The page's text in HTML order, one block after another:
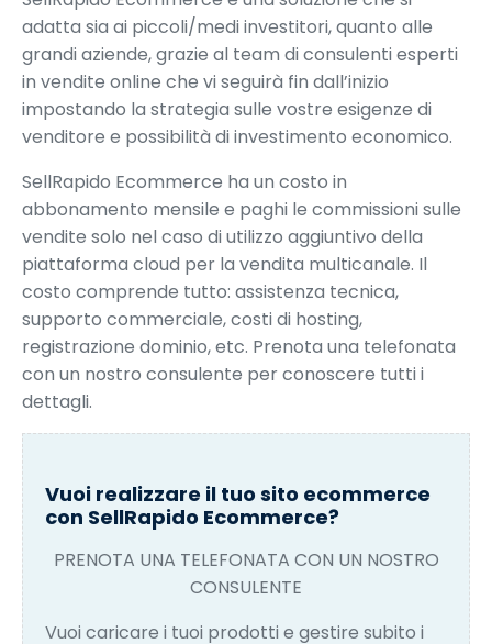
adatta sia ai piccoli/medi investitori, quanto alle
grandi aziende, grazie al team di consulenti esperti
in vendite online che vi seguirà fin dall’inizio
impostando la strategia sulle vostre esigenze di
venditore e possibilità di investimento economico.
SellRapido Ecommerce ha un costo in
abbonamento mensile e paghi le commissioni sulle
vendite solo nel caso di utilizzo aggiuntivo della
piattaforma cloud per la vendita multicanale. Il
costo comprende tutto: assistenza tecnica,
supporto commerciale, costi di hosting,
registrazione dominio, etc. Prenota una telefonata
con un nostro consulente per conoscere tutti i
dettagli.
Vuoi realizzare il tuo sito ecommerce
con SellRapido Ecommerce?
PRENOTA UNA TELEFONATA CON UN NOSTRO
CONSULENTE
Vuoi caricare i tuoi prodotti e gestire subito i